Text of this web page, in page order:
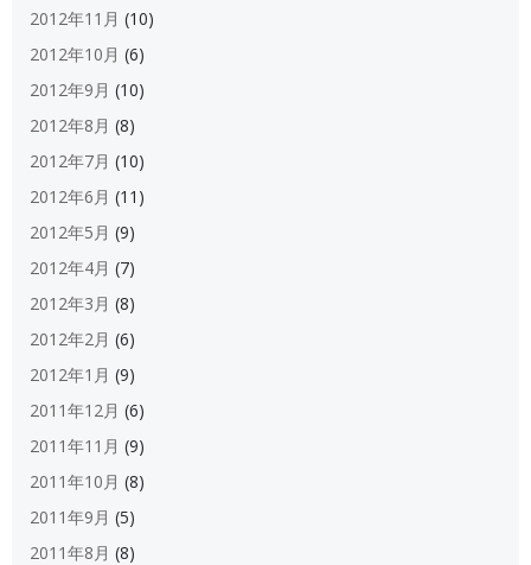
2012年11月 (10)
2012年10月 (6)
2012年9月 (10)
2012年8月 (8)
2012年7月 (10)
2012年6月 (11)
2012年5月 (9)
2012年4月 (7)
2012年3月 (8)
2012年2月 (6)
2012年1月 (9)
2011年12月 (6)
2011年11月 (9)
2011年10月 (8)
2011年9月 (5)
2011年8月 (8)